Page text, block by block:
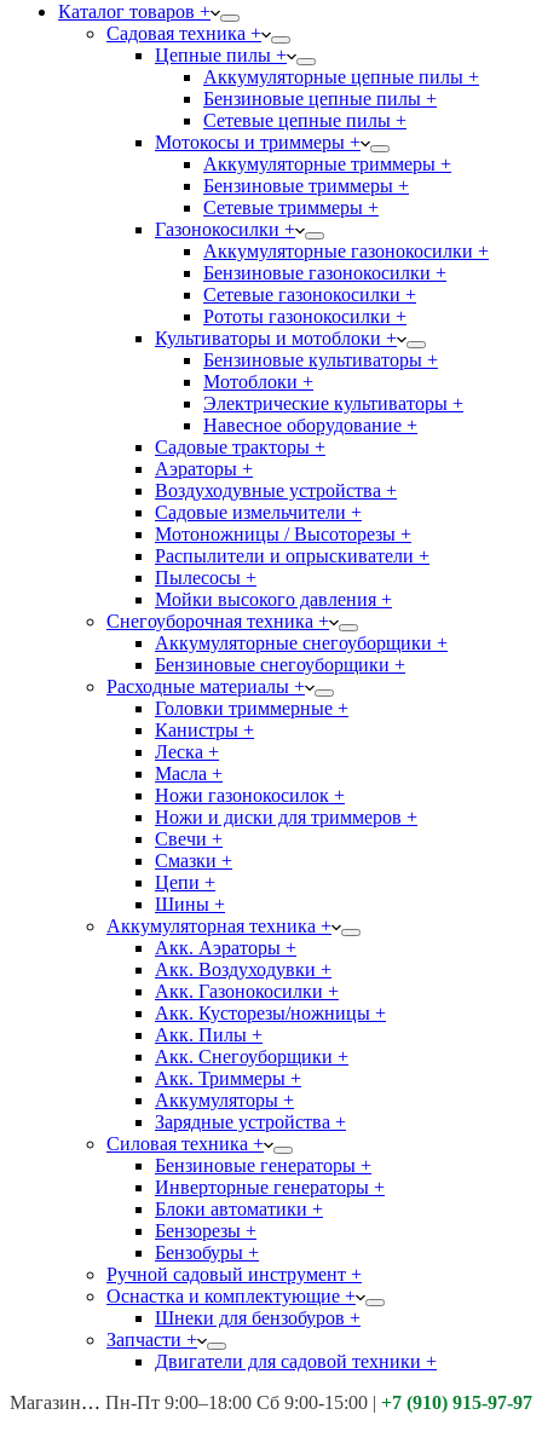
Каталог товаров +
Садовая техника +
Цепные пилы +
Аккумуляторные цепные пилы +
Бензиновые цепные пилы +
Сетевые цепные пилы +
Мотокосы и триммеры +
Аккумуляторные триммеры +
Бензиновые триммеры +
Сетевые триммеры +
Газонокосилки +
Аккумуляторные газонокосилки +
Бензиновые газонокосилки +
Сетевые газонокосилки +
Рототы газонокосилки +
Культиваторы и мотоблоки +
Бензиновые культиваторы +
Мотоблоки +
Электрические культиваторы +
Навесное оборудование +
Садовые тракторы +
Аэраторы +
Воздуходувные устройства +
Садовые измельчители +
Мотоножницы / Высоторезы +
Распылители и опрыскиватели +
Пылесосы +
Мойки высокого давления +
Снегоуборочная техника +
Аккумуляторные снегоуборщики +
Бензиновые снегоуборщики +
Расходные материалы +
Головки триммерные +
Канистры +
Леска +
Масла +
Ножи газонокосилок +
Ножи и диски для триммеров +
Свечи +
Смазки +
Цепи +
Шины +
Аккумуляторная техника +
Акк. Аэраторы +
Акк. Воздуходувки +
Акк. Газонокосилки +
Акк. Кусторезы/ножницы +
Акк. Пилы +
Акк. Снегоуборщики +
Акк. Триммеры +
Аккумуляторы +
Зарядные устройства +
Силовая техника +
Бензиновые генераторы +
Инверторные генераторы +
Блоки автоматики +
Бензорезы +
Бензобуры +
Ручной садовый инструмент +
Оснастка и комплектующие +
Шнеки для бензобуров +
Запчасти +
Двигатели для садовой техники +
Магазины: Калуга ул. Московская д.113
Пн-Пт 9:00–18:00 Сб 9:00-15:00 | +7 (910) 915-97-97